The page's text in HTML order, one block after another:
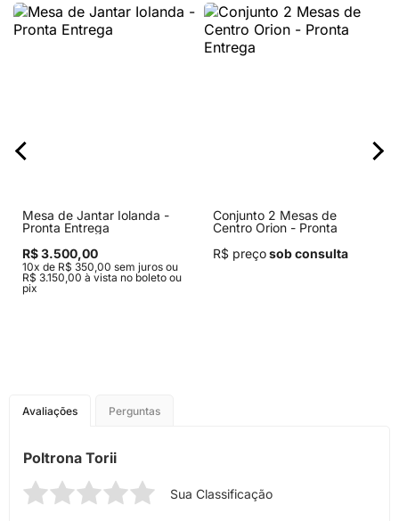
Mesa de Jantar Iolanda -
Pronta Entrega
R$ 3.500,00
10x de R$ 350,00 sem juros ou
R$ 3.150,00 à vista no boleto ou
pix
Conjunto 2 Mesas de
Centro Orion - Pronta
R$ preçosob consulta
Avaliações Perguntas
Poltrona Torii
Sua Classificação